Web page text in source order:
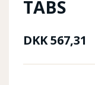
TABS
DKK567,31